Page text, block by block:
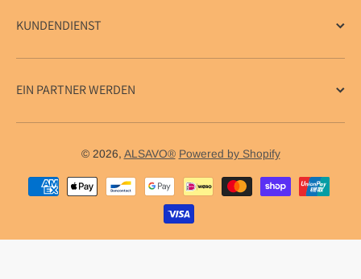
KUNDENDIENST
EIN PARTNER WERDEN
© 2026, ALSAVO® Powered by Shopify
Zahlungsmethoden